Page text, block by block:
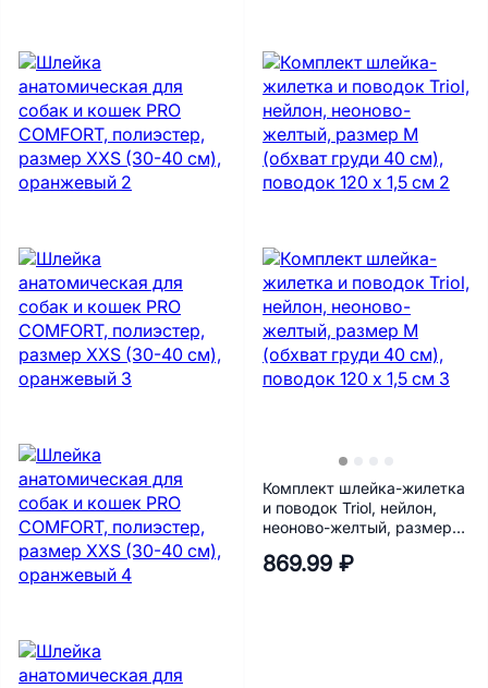
Комплект шлейка-жилетка
и поводок Triol, нейлон,
неоново-желтый, размер
поводок 120 х 1,5 см
869.99 ₽